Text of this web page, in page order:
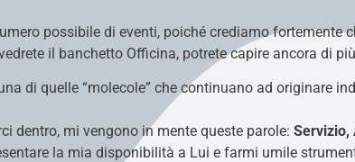
possibile di eventi, poiché crediamo
il banchetto Officina, potrete capire ancora di
di quelle “molecole” che continuano ad originare
dentro, mi vengono in mente queste parole: Servizio,
la mia disponibilità a Lui e farmi umile